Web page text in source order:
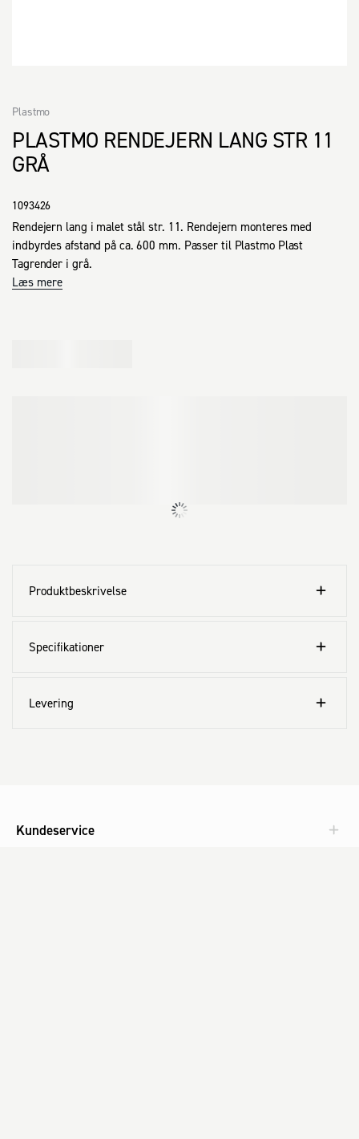
PLASTMO RENDEJERN LANG STR 11
GRÅ
Plastmo
1093426
Rendejern lang i malet stål str. 11. Rendejern monteres med
indbyrdes afstand på ca. 600 mm. Passer til Plastmo Plast
Tagrender i grå.
Læs mere
Produktbeskrivelse
Specifikationer
Levering
Kundeservice